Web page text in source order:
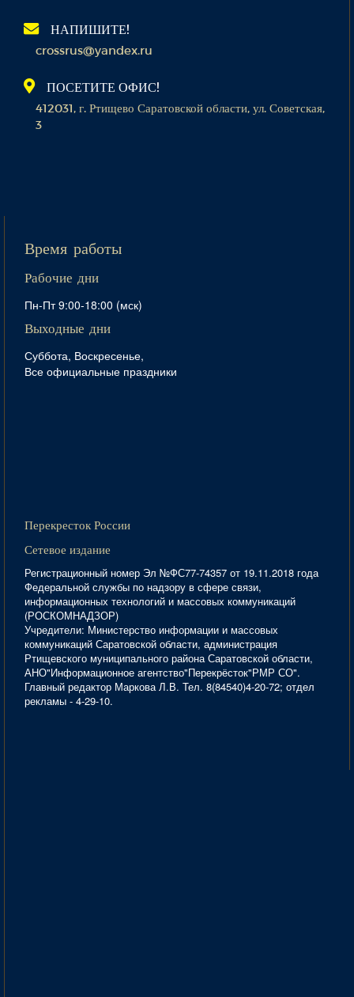
НАПИШИТЕ!
crossrus@yandex.ru
ПОСЕТИТЕ ОФИС!
412031, г. Ртищево Саратовской области, ул. Советская,
3
Время работы
Рабочие дни
Пн-Пт 9:00-18:00 (мск)
Выходные дни
Суббота, Воскресенье,
Все официальные праздники
Перекресток России
Сетевое издание
Регистрационный номер Эл №ФС77-74357 от 19.11.2018 года
Федеральной службы по надзору в сфере связи,
информационных технологий и массовых коммуникаций
(РОСКОМНАДЗОР)
Учредители: Министерство информации и массовых
коммуникаций Саратовской области, администрация
Ртищевского муниципального района Саратовской области,
АНО"Информационное агентство"Перекрёсток"РМР СО".
Главный редактор Маркова Л.В. Тел. 8(84540)4-20-72; отдел
рекламы - 4-29-10.